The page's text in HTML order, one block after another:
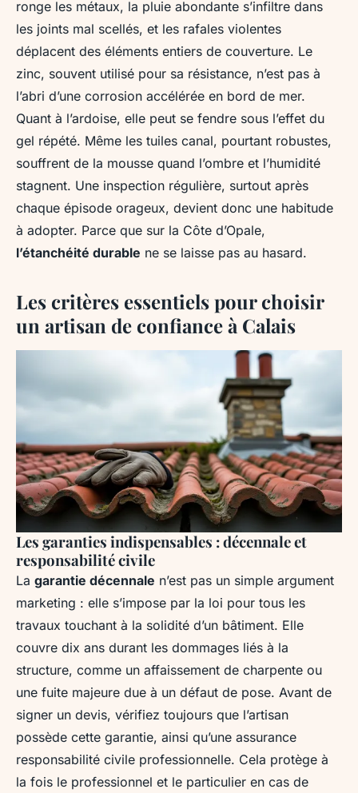
ronge les métaux, la pluie abondante s’infiltre dans
les joints mal scellés, et les rafales violentes
déplacent des éléments entiers de couverture. Le
zinc, souvent utilisé pour sa résistance, n’est pas à
l’abri d’une corrosion accélérée en bord de mer.
Quant à l’ardoise, elle peut se fendre sous l’effet du
gel répété. Même les tuiles canal, pourtant robustes,
souffrent de la mousse quand l’ombre et l’humidité
stagnent. Une inspection régulière, surtout après
chaque épisode orageux, devient donc une habitude
à adopter. Parce que sur la Côte d’Opale,
l’étanchéité durable ne se laisse pas au hasard.
Les critères essentiels pour choisir
un artisan de confiance à Calais
Les garanties indispensables : décennale et
responsabilité civile
La garantie décennale n’est pas un simple argument
marketing : elle s’impose par la loi pour tous les
travaux touchant à la solidité d’un bâtiment. Elle
couvre dix ans durant les dommages liés à la
structure, comme un affaissement de charpente ou
une fuite majeure due à un défaut de pose. Avant de
signer un devis, vérifiez toujours que l’artisan
possède cette garantie, ainsi qu’une assurance
responsabilité civile professionnelle. Cela protège à
la fois le professionnel et le particulier en cas de